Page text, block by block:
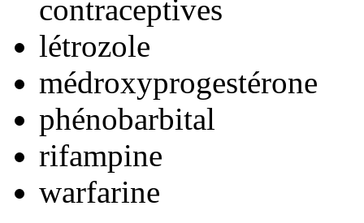
contraceptives
létrozole
médroxyprogestérone
phénobarbital
rifampine
warfarine